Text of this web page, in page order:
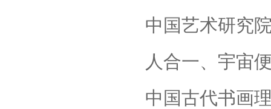
中国艺术研究
人合一、宇宙
中国古代书画